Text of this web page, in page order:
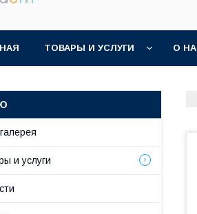
ТОВАРЫ И УСЛУГИ О
и услуги